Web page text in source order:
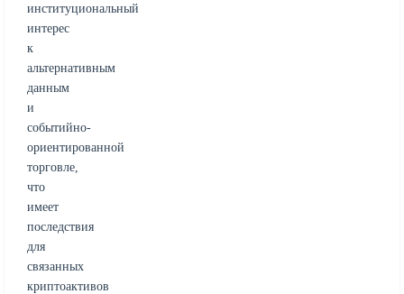
институциональный
интерес
к
альтернативным
данным
и
событийно-
ориентированной
торговле,
что
имеет
последствия
для
связанных
криптоактивов